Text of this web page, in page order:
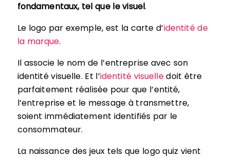
fondamentaux, tel que le visuel.
Le logo par exemple, est la carte d’identité de
la marque.
Il associe le nom de l’entreprise avec son
identité visuelle. Et l’identité visuelledoit être
parfaitement réalisée pour que l’entité,
l’entreprise et le message à transmettre,
soient immédiatement identifiés par le
consommateur.
La naissance des jeux tels que logo quiz vient